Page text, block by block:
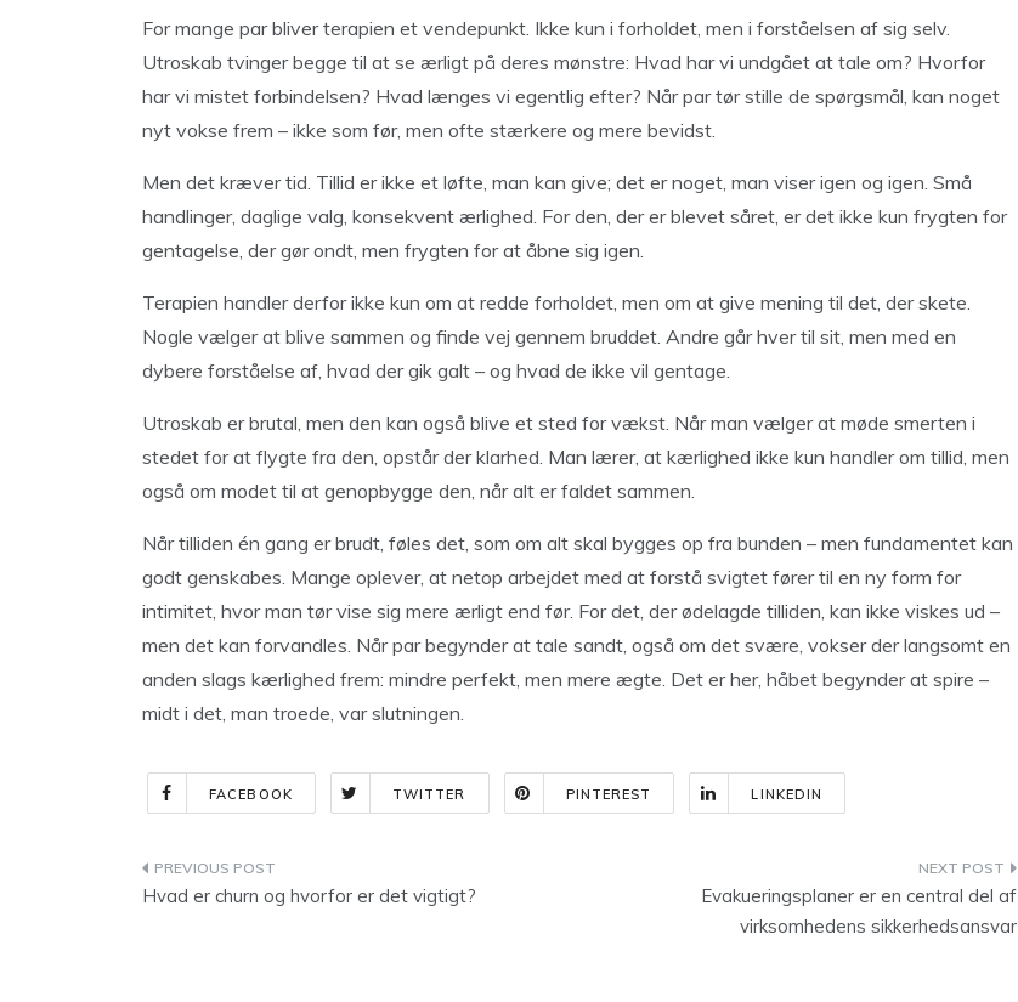
For mange par bliver terapien et vendepunkt. Ikke kun i forholdet, men i forståelsen af sig selv.
Utroskab tvinger begge til at se ærligt på deres mønstre: Hvad har vi undgået at tale om? Hvorfor
har vi mistet forbindelsen? Hvad længes vi egentlig efter? Når par tør stille de spørgsmål, kan noget
nyt vokse frem – ikke som før, men ofte stærkere og mere bevidst.
Men det kræver tid. Tillid er ikke et løfte, man kan give; det er noget, man viser igen og igen. Små
handlinger, daglige valg, konsekvent ærlighed. For den, der er blevet såret, er det ikke kun frygten for
gentagelse, der gør ondt, men frygten for at åbne sig igen.
Terapien handler derfor ikke kun om at redde forholdet, men om at give mening til det, der skete.
Nogle vælger at blive sammen og finde vej gennem bruddet. Andre går hver til sit, men med en
dybere forståelse af, hvad der gik galt – og hvad de ikke vil gentage.
Utroskab er brutal, men den kan også blive et sted for vækst. Når man vælger at møde smerten i
stedet for at flygte fra den, opstår der klarhed. Man lærer, at kærlighed ikke kun handler om tillid, men
også om modet til at genopbygge den, når alt er faldet sammen.
Når tilliden én gang er brudt, føles det, som om alt skal bygges op fra bunden – men fundamentet kan
godt genskabes. Mange oplever, at netop arbejdet med at forstå svigtet fører til en ny form for
intimitet, hvor man tør vise sig mere ærligt end før. For det, der ødelagde tilliden, kan ikke viskes ud –
men det kan forvandles. Når par begynder at tale sandt, også om det svære, vokser der langsomt en
anden slags kærlighed frem: mindre perfekt, men mere ægte. Det er her, håbet begynder at spire –
midt i det, man troede, var slutningen.
FACEBOOK TWITTER PINTEREST LINKEDIN
Indlægsnavigation
Hvad er churn og hvorfor er det vigtigt?
Evakueringsplaner er en central del af
virksomhedens sikkerhedsansvar